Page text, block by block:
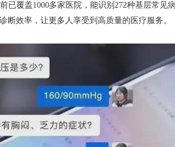
已覆盖1000多家医院，能识别272种基层常见
断效率，让更多人享受到高质量的医疗服务。